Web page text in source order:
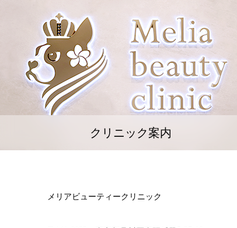
クリニック案内
メリアビューティークリニック